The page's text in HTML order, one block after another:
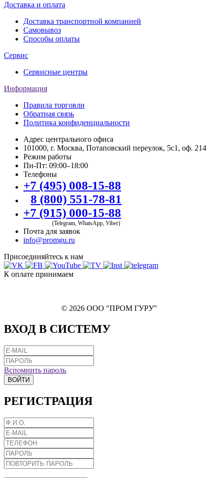
Доставка и оплата
Доставка транспортной компанией
Самовывоз
Способы оплаты
Сервис
Сервисные центры
Информация
Правила торговли
Обратная связь
Политика конфиденциальности
Адрес центрального офиса
101000, г. Москва, Потаповский переулок, 5с1, оф. 214
Режим работы
Пн-Пт: 09:00–18:00
Телефоны
+7 (495) 008-15-88
8 (800) 551-78-81
+7 (915) 000-15-88
(Telegram, WhatsApp, Viber)
Почта для заявок
info@promgu.ru
Присоединяйтесь к нам
К оплате принимаем
© 2026 ООО "ПРОМ ГУРУ"
ВХОД В СИСТЕМУ
Вспомнить пароль
ВОЙТИ
РЕГИСТРАЦИЯ